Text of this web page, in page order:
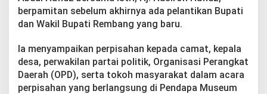
n
y
a
g
D
s
berpamitan sebelum akhirnya ada pelantikan Bupati
dan Wakil Bupati Rembang yang baru.
Ia menyampaikan perpisahan kepada camat, kepala
desa, perwakilan partai politik, Organisasi Perangkat
Daerah (OPD), serta tokoh masyarakat dalam acara
perpisahan yang berlangsung di Pendapa Museum